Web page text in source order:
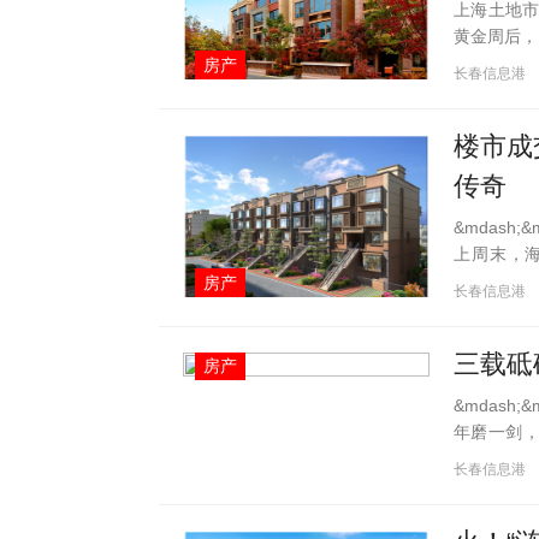
房产
上海土地
黄金周后
月13日，
长春信息港
房产
楼市
传奇
上周末，
爆，客户
长春信息港
房产 三载
年磨一剑
地产开发
长春信息港